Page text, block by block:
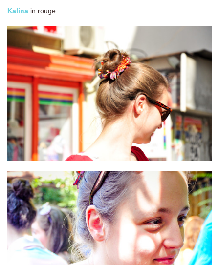
Kalina in rouge.